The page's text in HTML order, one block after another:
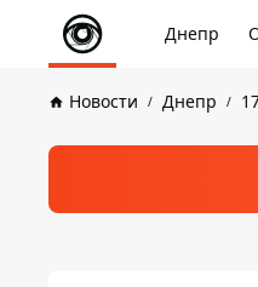
Днепр
Новости Днепр